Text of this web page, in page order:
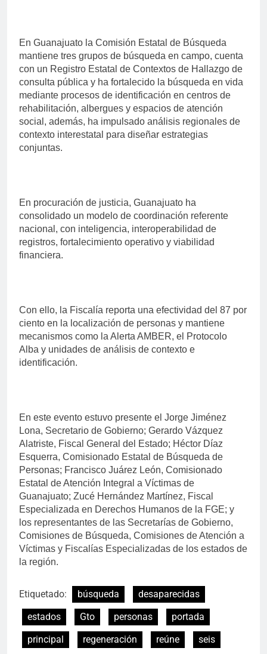
En Guanajuato la Comisión Estatal de Búsqueda
mantiene tres grupos de búsqueda en campo, cuenta
con un Registro Estatal de Contextos de Hallazgo de
consulta pública y ha fortalecido la búsqueda en vida
mediante procesos de identificación en centros de
rehabilitación, albergues y espacios de atención
social, además, ha impulsado análisis regionales de
contexto interestatal para diseñar estrategias
conjuntas.
En procuración de justicia, Guanajuato ha
consolidado un modelo de coordinación referente
nacional, con inteligencia, interoperabilidad de
registros, fortalecimiento operativo y viabilidad
financiera.
Con ello, la Fiscalía reporta una efectividad del 87 por
ciento en la localización de personas y mantiene
mecanismos como la Alerta AMBER, el Protocolo
Alba y unidades de análisis de contexto e
identificación.
En este evento estuvo presente el Jorge Jiménez
Lona, Secretario de Gobierno; Gerardo Vázquez
Alatriste, Fiscal General del Estado; Héctor Díaz
Esquerra, Comisionado Estatal de Búsqueda de
Personas; Francisco Juárez León, Comisionado
Estatal de Atención Integral a Víctimas de
Guanajuato; Zucé Hernández Martínez, Fiscal
Especializada en Derechos Humanos de la FGE; y
los representantes de las Secretarías de Gobierno,
Comisiones de Búsqueda, Comisiones de Atención a
Víctimas y Fiscalías Especializadas de los estados de
la región.
Etiquetado: búsqueda
desaparecidas
estados
Gto personas
portada
principal
regeneración reúne seis